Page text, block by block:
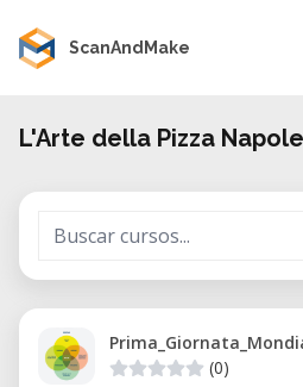
ScanAndMake
L'Arte della Pizza
(0)